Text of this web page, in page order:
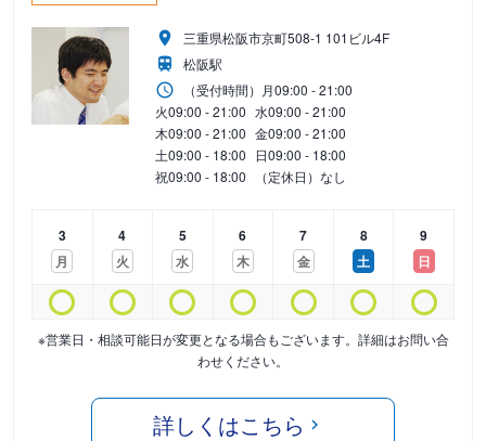
三重県松阪市京町508-1 101ビル4F
松阪駅
（受付時間） 月09:00 - 21:00
火09:00 - 21:00 水09:00 - 21:00
木09:00 - 21:00 金09:00 - 21:00
土09:00 - 18:00 日09:00 - 18:00
祝09:00 - 18:00 （定休日）なし
3
月
4
火
5
水
6
木
7
金
8
土
9
日
※営業日・相談可能日が変更となる場合もございます。詳細はお問い合
わせください。
詳しくはこちら